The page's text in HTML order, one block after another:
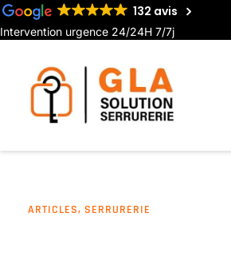
132 avis
Intervention urgence 24/24H 7/7j
ARTICLES, SERRURERIE